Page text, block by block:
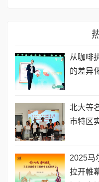
从咖啡
的差异
北大等
市特区
2025马
拉开帷